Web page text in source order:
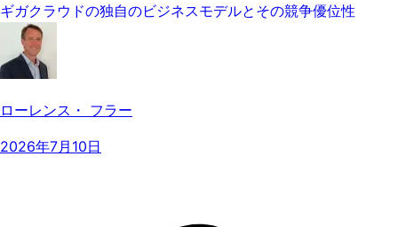
ギガクラウドの独自のビジネスモデルとその競争優位性
ローレンス・ フラー
2026年7月10日